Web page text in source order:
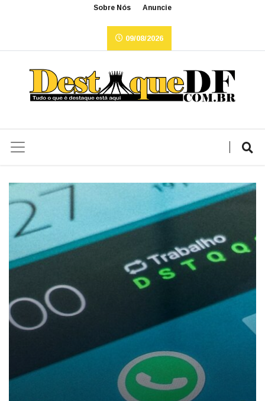
Sobre Nós Anuncie
09/08/2026